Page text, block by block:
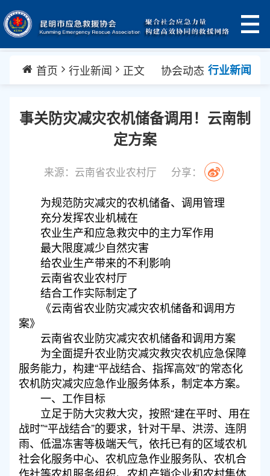
首页 行业新闻 正文 协会动态 行业新闻
事关防灾减灾农机储备调用！云南制
定方案
来源：云南省农业农村厅 分享：
为规范防灾减灾的农机储备、调用管理
充分发挥农业机械在
农业生产和应急救灾中的主力军作用
最大限度减少自然灾害
给农业生产带来的不利影响
云南省农业农村厅
结合工作实际制定了
《云南省农业防灾减灾农机储备和调用方
案》
云南省农业防灾减灾农机储备和调用方案
为全面提升农业防灾减灾救灾农机应急保障
服务能力，构建“平战结合、指挥高效”的常态化
农机防灾减灾应急作业服务体系，制定本方案。
一、工作目标
立足于防大灾救大灾，按照“建在平时、用在
战时”“平战结合”的要求，针对干旱、洪涝、连阴
雨、低温冻害等极端天气，依托已有的区域农机
社会化服务中心、农机应急作业服务队、农机合
作社等农机服务组织、农机产销企业和农村集体